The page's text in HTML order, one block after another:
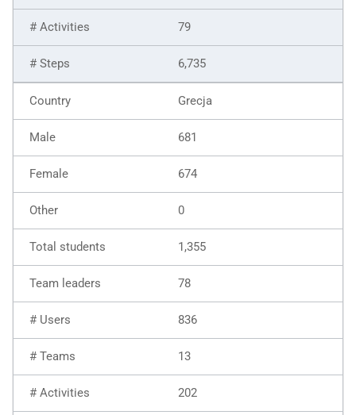
79
6,735
Grecja
681
674
0
1,355
78
836
13
202